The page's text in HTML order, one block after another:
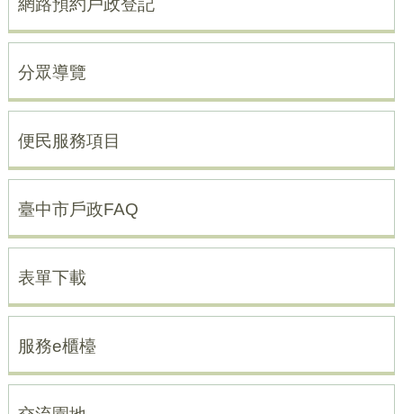
分眾導覽
便民服務項目
臺中市戶政FAQ
表單下載
服務e櫃檯